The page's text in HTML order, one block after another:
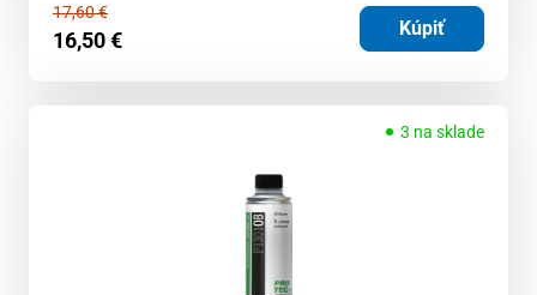
17,60€
16,50€ Kúpiť
3 na sklade